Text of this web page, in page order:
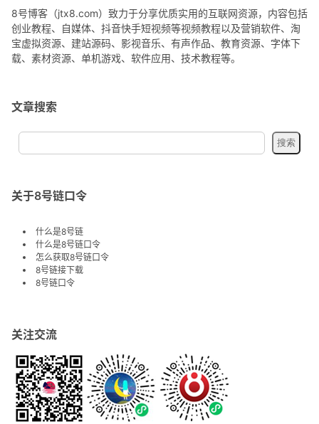
8号博客（jtx8.com）致力于分享优质实用的互联网资源，内容包括
创业教程、自媒体、抖音快手短视频等视频教程以及营销软件、淘
宝虚拟资源、建站源码、影视音乐、有声作品、教育资源、字体下
载、素材资源、单机游戏、软件应用、技术教程等。
文章搜索
关于8号链口令
什么是8号链
什么是8号链口令
怎么获取8号链口令
8号链接下载
8号链口令
关注交流